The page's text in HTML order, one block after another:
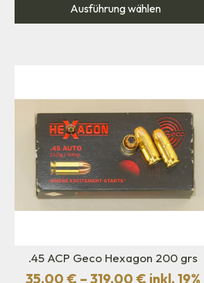
Ausführung wählen
.45 ACP Geco Hexagon 200 grs
35,00 € – 319,00 € inkl. 19%